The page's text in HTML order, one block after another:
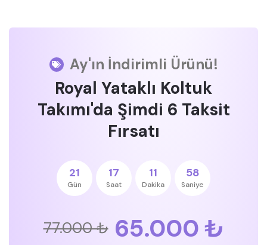
Ay'ın İndirimli Ürünü!
Royal Yataklı Koltuk
Takımı'da Şimdi 6 Taksit
Fırsatı
21
Gün
17
Saat
11
Dakika
57
Saniye
77.000 ₺ 65.000 ₺